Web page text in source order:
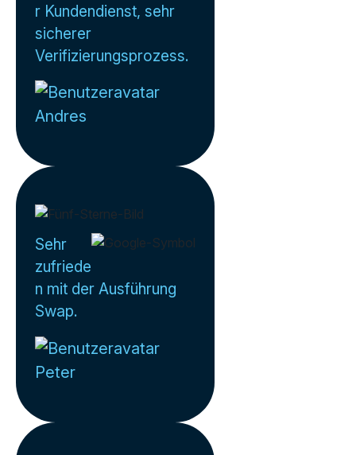
r Kundendienst, sehr
sicherer
Verifizierungsprozess.
Andres
Sehr
zufriede
n mit der Ausführung
Swap.
Peter